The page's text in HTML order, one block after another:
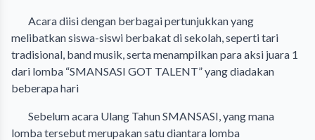
Acara diisi dengan berbagai pertunjukkan yang
melibatkan siswa-siswi berbakat di sekolah, seperti tari
tradisional, band musik, serta menampilkan para aksi juara 1
dari lomba “SMANSASI GOT TALENT” yang diadakan
beberapa hari
Sebelum acara Ulang Tahun SMANSASI, yang mana
lomba tersebut merupakan satu diantara lomba